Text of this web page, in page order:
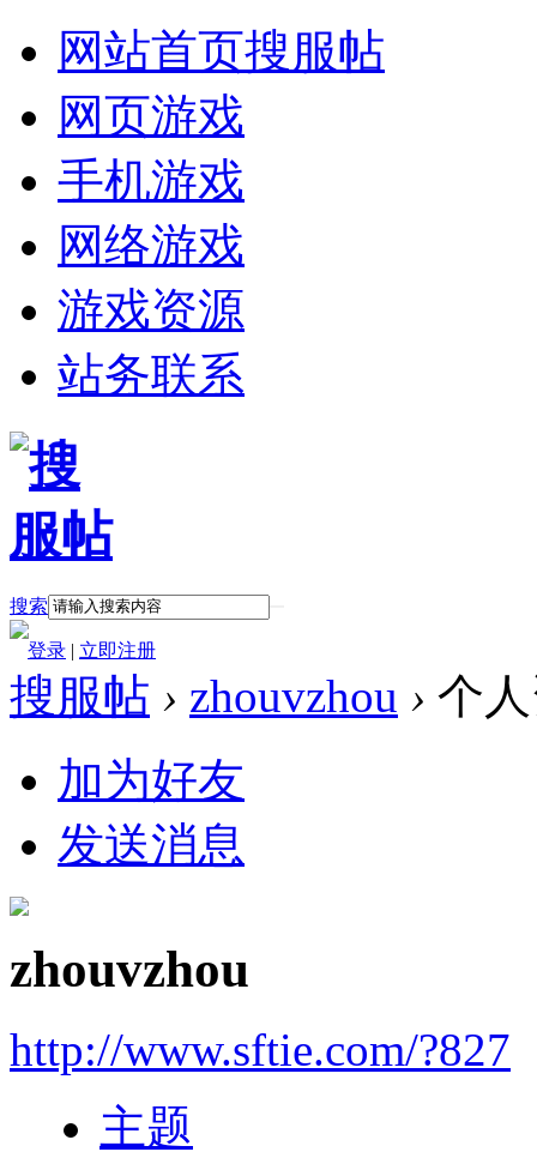
网站首页搜服帖
网页游戏
手机游戏
网络游戏
游戏资源
站务联系
搜索
登录 | 立即注册
搜服帖 › zhouvzhou › 个
加为好友
发送消息
zhouvzhou
http://www.sftie.com/?827
主题